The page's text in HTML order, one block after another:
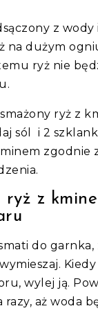
z
na dużym
ryż nie
ryż z
sól i 2
zgodnie
ryż z
do
wylej ją.
aż woda